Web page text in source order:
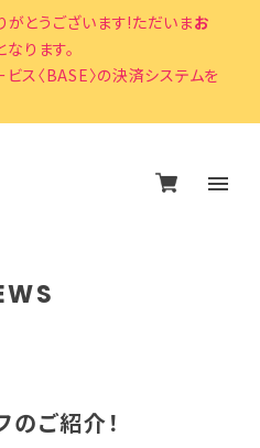
がとうございます!ただいまお
なります。
ス〈BASE〉の決済システムを
ご紹介！